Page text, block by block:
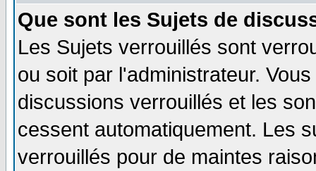
Que sont les Sujets de
Les Sujets verrouillés sont
ou soit par l'administrateur.
discussions verrouillés et les
cessent automatiquement. Les
verrouillés pour de maintes